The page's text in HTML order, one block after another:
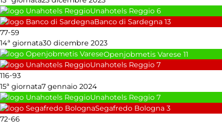
Unahotels Reggio 6
Banco di Sardegna 13
77-59
14ª giornata30 dicembre 2023
Openjobmetis Varese 11
Unahotels Reggio 7
116-93
15ª giornata7 gennaio 2024
Unahotels Reggio 7
Segafredo Bologna 3
72-66